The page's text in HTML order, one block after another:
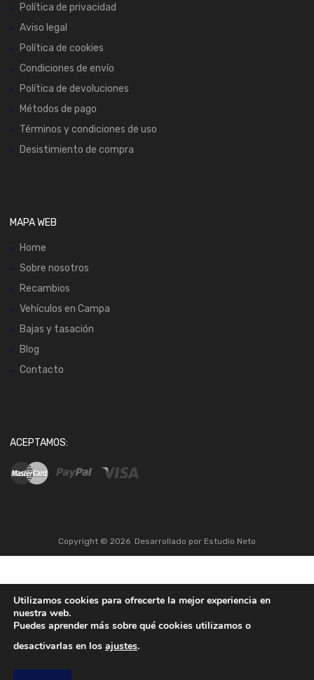
Política de privacidad
Aviso legal
Política de cookies
Condiciones de envío
Política de devoluciones
Métodos de pago
Términos y condiciones de uso
Desistimiento de compra
MAPA WEB
Home
Sobre nosotros
Recambios
Vehículos en Campa
Bajas y tasación
Blog
Contacto
ACEPTAMOS:
Copyright © 2026 Desarrollado por Estudio Neto
Utilizamos cookies para ofrecerte la mejor experiencia en
nuestra web.
Puedes aprender más sobre qué cookies utilizamos o
desactivarlas en los ajustes.